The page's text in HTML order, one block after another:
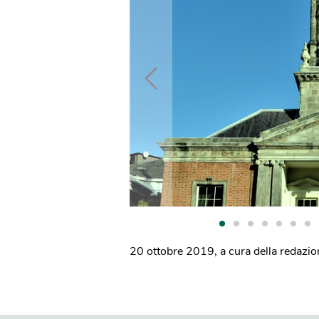
20 ottobre 2019, a cura della